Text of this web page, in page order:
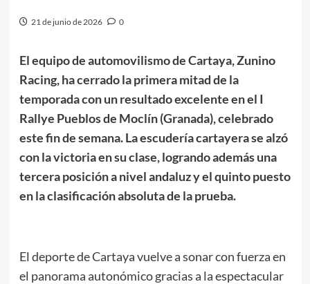
21 de junio de 2026 0
El equipo de automovilismo de Cartaya, Zunino
Racing, ha cerrado la primera mitad de la
temporada con un resultado excelente en el I
Rallye Pueblos de Moclín (Granada), celebrado
este fin de semana. La escudería cartayera se alzó
con la victoria en su clase, logrando además una
tercera posición a nivel andaluz y el quinto puesto
en la clasificación absoluta de la prueba.
El deporte de Cartaya vuelve a sonar con fuerza en
el panorama autonómico gracias a la espectacular